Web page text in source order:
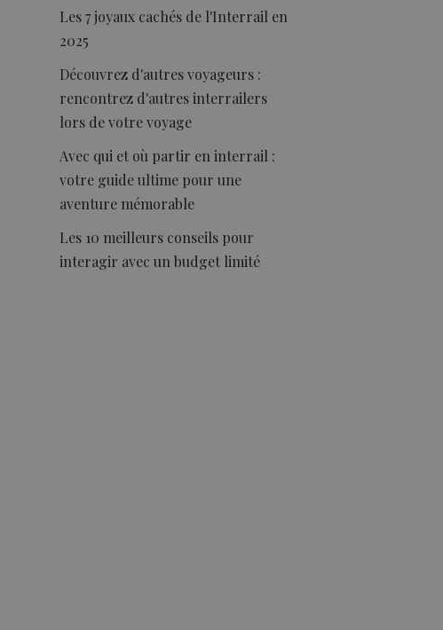
Les 7 joyaux cachés de l'Interrail en
2025
Découvrez d'autres voyageurs :
rencontrez d'autres interrailers
lors de votre voyage
Avec qui et où partir en interrail :
votre guide ultime pour une
aventure mémorable
Les 10 meilleurs conseils pour
interagir avec un budget limité